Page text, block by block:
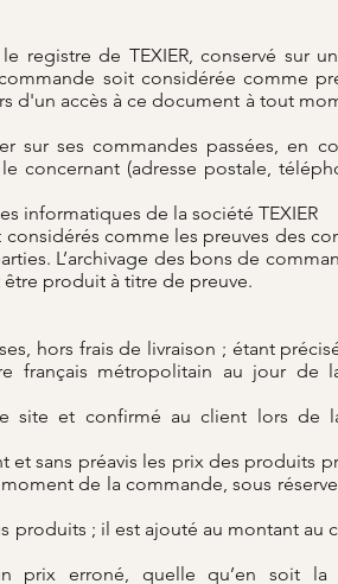
registre de TEXIER, conservé sur
soit considérée comme
d'un accès à ce document à tout
sur ses commandes passées, en
concernant (adresse postale,
informatiques de la société TEXIER
comme les preuves des
L’archivage des bons de
produit à titre de preuve.
hors frais de livraison ; étant
français métropolitain au jour de
site et confirmé au client lors de
sans préavis les prix des produits
de la commande, sous
produits ; il est ajouté au montant au
prix erroné, quelle qu’en soit la